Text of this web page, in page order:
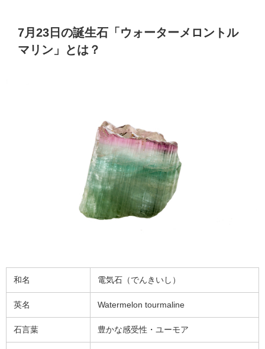
7月23日の誕生石「ウォーターメロントル
マリン」とは？
和名 電気石（でんきいし）
英名 Watermelon tourmaline
石言葉 豊かな感受性・ユーモア